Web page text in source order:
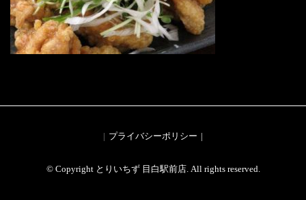
プライバシーポリシー
© Copyright とりいちず 目白駅前店. All rights reserved.